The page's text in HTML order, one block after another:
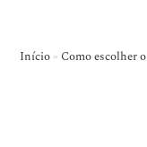
Início » Como escolher